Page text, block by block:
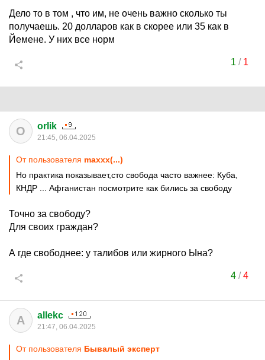
Дело то в том , что им, не очень важно сколько ты
получаешь. 20 долларов как в скорее или 35 как в
Йемене. У них все норм
1 / 1
O orlik
21:45, 06.04.2025
От пользователя maxxx(...)
Но практика показывает,сто свобода часто важнее: Куба,
КНДР ... Афганистан посмотрите как бились за свободу
Точно за свободу?
Для своих граждан?
А где свободнее: у талибов или жирного Ына?
4/4
A allekc
21:47, 06.04.2025
От пользователя Бывалый эксперт